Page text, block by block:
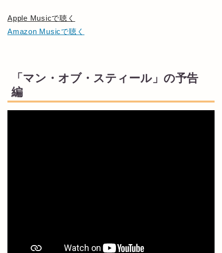
Apple Musicで聴く
Amazon Musicで聴く
「マン・オブ・スティール」の予告
編